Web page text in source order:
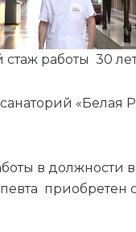
работы 30
«Белая
в должности